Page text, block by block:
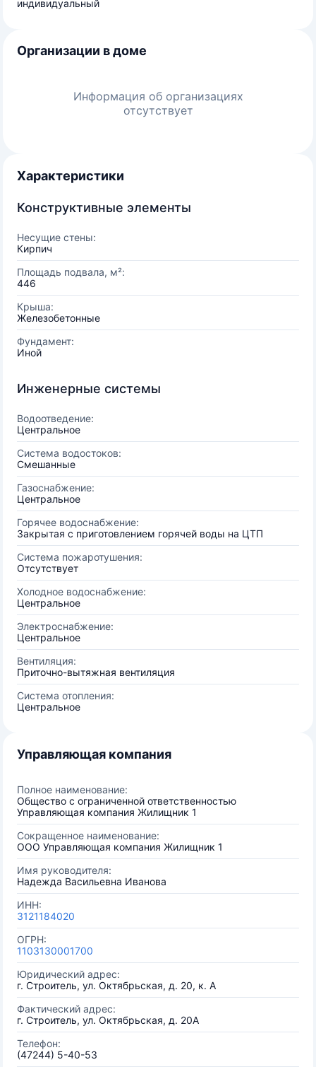
индивидуальный
Организации в доме
Информация об организациях
отсутствует
Характеристики
Конструктивные элементы
Несущие стены:
Кирпич
Площадь подвала, м²:
446
Крыша:
Железобетонные
Фундамент:
Иной
Инженерные системы
Водоотведение:
Центральное
Система водостоков:
Смешанные
Газоснабжение:
Центральное
Горячее водоснабжение:
Закрытая с приготовлением горячей воды на ЦТП
Система пожаротушения:
Отсутствует
Холодное водоснабжение:
Центральное
Электроснабжение:
Центральное
Вентиляция:
Приточно-вытяжная вентиляция
Система отопления:
Центральное
Управляющая компания
Полное наименование:
Общество с ограниченной ответственностью
Управляющая компания Жилищник 1
Сокращенное наименование:
ООО Управляющая компания Жилищник 1
Имя руководителя:
Надежда Васильевна Иванова
ИНН:
3121184020
ОГРН:
1103130001700
Юридический адрес:
г. Строитель, ул. Октябрьская, д. 20, к. А
Фактический адрес:
г. Строитель, ул. Октябрьская, д. 20А
Телефон:
(47244) 5-40-53